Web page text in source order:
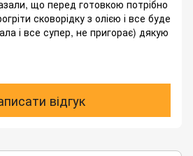
що перед готовкою потрібно
сковорідку з олією і все буде
і все супер, не пригорає) дякую
відгук